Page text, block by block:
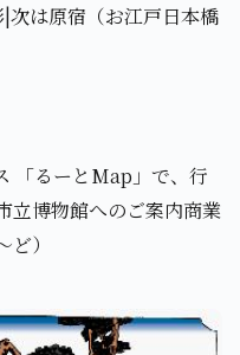
次は原宿（お江戸日本橋
「るーとMap」で、行
立博物館へのご案内商業
）